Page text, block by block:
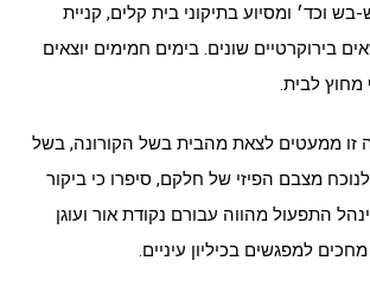
וכד׳ ומסיוע בתיקוני בית קלים, קניית
בירוקרטיים שונים. בימים חמימים יוצאים
לבית.
זו ממעטים לצאת מהבית בשל הקורונה, בשל
מצבם הפיזי של חלקם, סיפרו כי ביקור
התפעול מהווה עבורם נקודת אור ועוגן
למפגשים בכיליון עיניים.